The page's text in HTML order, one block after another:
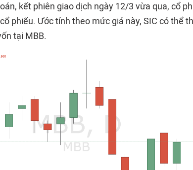
kết phiên giao dịch ngày 12/3 vừa qua, cổ
phiếu. Ước tính theo mức giá này, SIC có thể
tại MBB.